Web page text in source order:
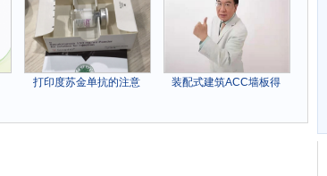
打印度苏金单抗的注意 装配式建筑ACC墙板得